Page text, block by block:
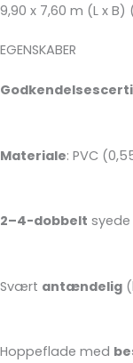
9,90 x 7,60 m (L x B)
EGENSKABER
Materiale: PVC
2–4-dobbelt
Svært antændelig
Hoppeflade med